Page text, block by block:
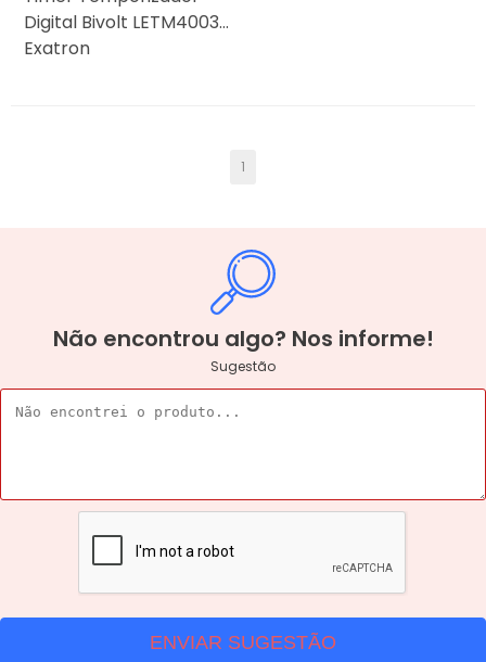
Digital Bivolt LETM4003
Exatron
1
Não encontrou algo? Nos informe!
Sugestão
ENVIAR SUGESTÃO